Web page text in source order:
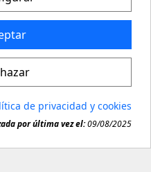
marca registrada. Queda
de cualquier

de privacidad y cookies
por última vez el:09/08/2025